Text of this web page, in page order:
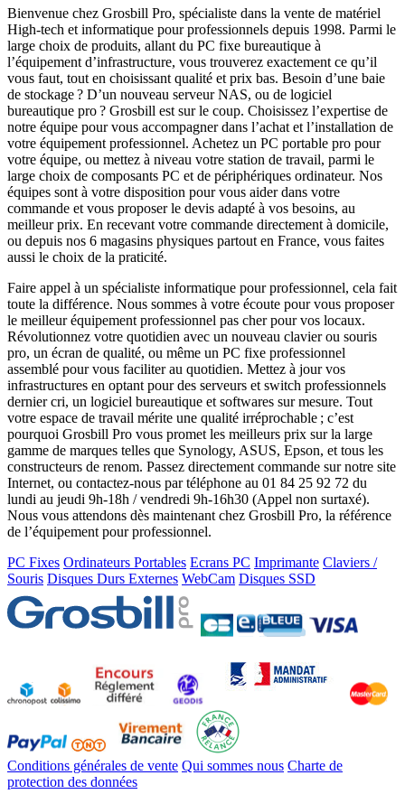
Bienvenue chez Grosbill Pro, spécialiste dans la vente de matériel
High-tech et informatique pour professionnels depuis 1998. Parmi le
large choix de produits, allant du PC fixe bureautique à
l’équipement d’infrastructure, vous trouverez exactement ce qu’il
vous faut, tout en choisissant qualité et prix bas. Besoin d’une baie
de stockage ? D’un nouveau serveur NAS, ou de logiciel
bureautique pro ? Grosbill est sur le coup. Choisissez l’expertise de
notre équipe pour vous accompagner dans l’achat et l’installation de
votre équipement professionnel. Achetez un PC portable pro pour
votre équipe, ou mettez à niveau votre station de travail, parmi le
large choix de composants PC et de périphériques ordinateur. Nos
équipes sont à votre disposition pour vous aider dans votre
commande et vous proposer le devis adapté à vos besoins, au
meilleur prix. En recevant votre commande directement à domicile,
ou depuis nos 6 magasins physiques partout en France, vous faites
aussi le choix de la praticité.
Faire appel à un spécialiste informatique pour professionnel, cela fait
toute la différence. Nous sommes à votre écoute pour vous proposer
le meilleur équipement professionnel pas cher pour vos locaux.
Révolutionnez votre quotidien avec un nouveau clavier ou souris
pro, un écran de qualité, ou même un PC fixe professionnel
assemblé pour vous faciliter au quotidien. Mettez à jour vos
infrastructures en optant pour des serveurs et switch professionnels
dernier cri, un logiciel bureautique et softwares sur mesure. Tout
votre espace de travail mérite une qualité irréprochable ; c’est
pourquoi Grosbill Pro vous promet les meilleurs prix sur la large
gamme de marques telles que Synology, ASUS, Epson, et tous les
constructeurs de renom. Passez directement commande sur notre site
Internet, ou contactez-nous par téléphone au 01 84 25 92 72 du
lundi au jeudi 9h-18h / vendredi 9h-16h30 (Appel non surtaxé).
Nous vous attendons dès maintenant chez Grosbill Pro, la référence
de l’équipement pour professionnel.
PC Fixes Ordinateurs Portables Ecrans PC Imprimante Claviers /
Souris Disques Durs Externes WebCam Disques SSD
Conditions générales de vente Qui sommes nous Charte de
protection des données